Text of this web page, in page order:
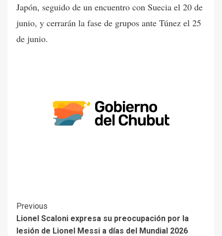
Japón, seguido de un encuentro con Suecia el 20 de
junio, y cerrarán la fase de grupos ante Túnez el 25
de junio.
Previous
Lionel Scaloni expresa su preocupación por la
lesión de Lionel Messi a días del Mundial 2026